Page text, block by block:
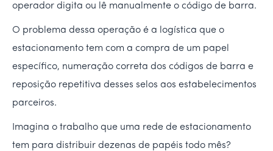
operador digita ou lê manualmente o código de barra.
O problema dessa operação é a logística que o
estacionamento tem com a compra de um papel
específico, numeração correta dos códigos de barra e
reposição repetitiva desses selos aos estabelecimentos
parceiros.
Imagina o trabalho que uma rede de estacionamento
tem para distribuir dezenas de papéis todo mês?